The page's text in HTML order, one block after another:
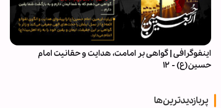
اینفوگرافی | گواهی بر امامت، هدایت و حقانیت امام
حسین(ع) - ۱۲
پربازدیدترین‌ها